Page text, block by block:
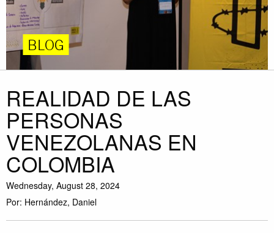
BLOG
REALIDAD DE LAS
PERSONAS
VENEZOLANAS EN
COLOMBIA
Wednesday, August 28, 2024
Por: Hernández, Daniel